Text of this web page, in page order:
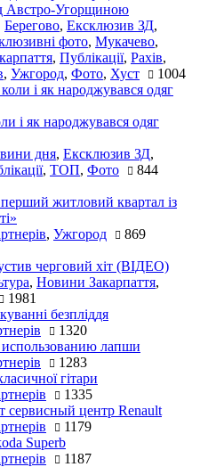
Австро-Угорщиною
Берегово, Ексклюзив ЗД,
фото, Мукачево,
, Публікації, Рахів,
, Ужгород, Фото, Хуст 1004
і як народжувався одяг
дня, Ексклюзив ЗД,
, ТОП, Фото 844
житловий квартал із
, Ужгород 869
черговий хіт (ВІДЕО)
, Новини Закарпаття,
1981
безпліддя
1320
лапши
1283
гітари
1335
сервисный центр Renault
1179
Superb
1187